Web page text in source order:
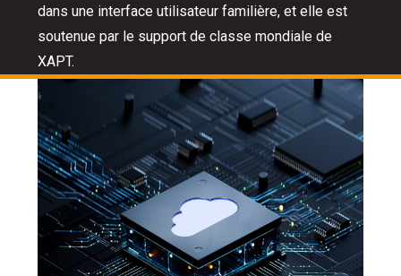
dans une interface utilisateur familière, et elle est
soutenue par le support de classe mondiale de
XAPT.